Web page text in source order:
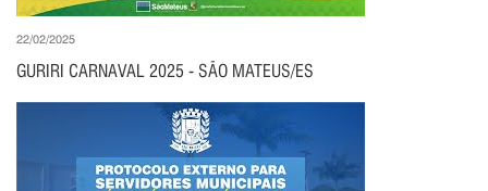
22/02/2025
GURIRI CARNAVAL 2025 - SÃO MATEUS/ES